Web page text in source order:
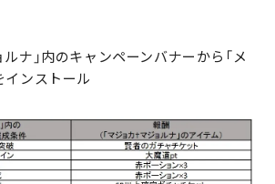
ナ」内のキャンペーンバナーから「メ
インストール